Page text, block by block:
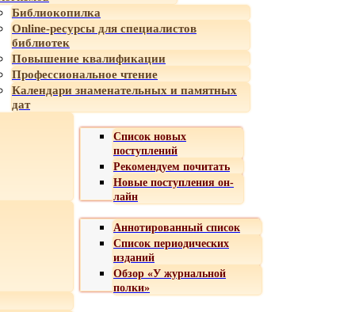
Библиокопилка
Online-ресурсы для специалистов
библиотек
Повышение квалификации
Профессиональное чтение
Календари знаменательных и памятных
дат
Список новых
поступлений
Рекомендуем почитать
Новые поступления он-
лайн
Аннотированный список
Список периодических
изданий
Обзор «У журнальной
полки»